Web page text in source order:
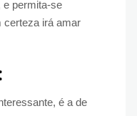
e permita-se
certeza irá amar
é a de